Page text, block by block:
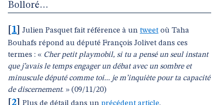
Bolloré…
1 ]Julien Pasquet fait référence à un tweet où Taha
Bouhafs répond au député François Jolivet dans ces
termes : « Cher petit playmobil, si tu a pensé un seul instant
que j’avais le temps engager un débat avec un sombre et
minuscule député comme toi... je m’inquiète pour ta capacité
de discernement. » (09/11/20)
2